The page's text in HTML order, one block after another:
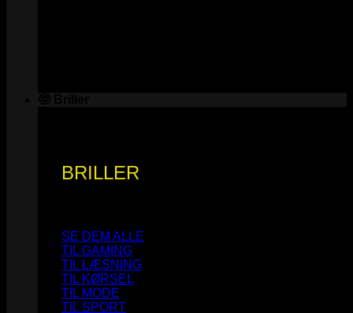
BRILLER
SE DEM ALLE
TIL GAMING
TIL LÆSNING
TIL KØRSEL
TIL MODE
TIL SPORT